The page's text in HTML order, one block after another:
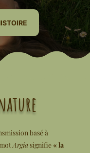
basé à
motArgiasignifie« la